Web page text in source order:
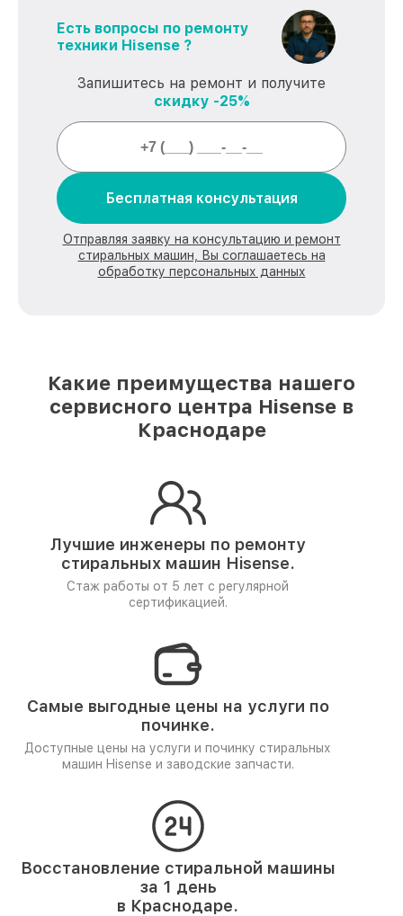
Есть вопросы по ремонту
техники Hisense ?
Запишитесь на ремонт и получите
скидку -25%
Бесплатная консультация
Отправляя заявку на консультацию и ремонт
стиральных машин, Вы соглашаетесь на
обработку персональных данных
Какие преимущества нашего
сервисного центра Hisense в
Краснодаре
Лучшие инженеры по ремонту
стиральных машин Hisense.
Стаж работы от 5 лет с регулярной
сертификацией.
Самые выгодные цены на услуги по
починке.
Доступные цены на услуги и починку стиральных
машин Hisense и заводские запчасти.
Восстановление стиральной машины
за 1 день
в Краснодаре.